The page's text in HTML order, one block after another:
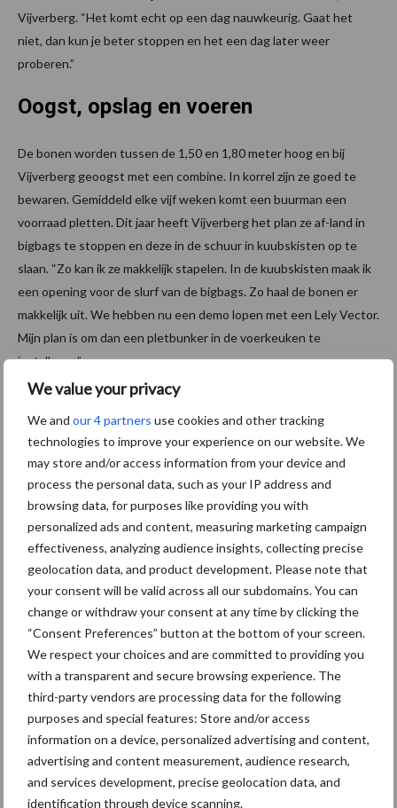
We value your privacy
We and our 4 partners use cookies and other tracking
technologies to improve your experience on our website. We
may store and/or access information from your device and
process the personal data, such as your IP address and
browsing data, for purposes like providing you with
personalized ads and content, measuring marketing campaign
effectiveness, analyzing audience insights, collecting precise
geolocation data, and product development. Please note that
your consent will be valid across all our subdomains. You can
change or withdraw your consent at any time by clicking the
“Consent Preferences” button at the bottom of your screen.
We respect your choices and are committed to providing you
with a transparent and secure browsing experience. The
third-party vendors are processing data for the following
purposes and special features: Store and/or access
information on a device, personalized advertising and content,
advertising and content measurement, audience research,
and services development, precise geolocation data, and
identification through device scanning.
Vijverberg. “Het komt echt op een dag nauwkeurig. Gaat het
niet, dan kun je beter stoppen en het een dag later weer
proberen.”
Oogst, opslag en voeren
De bonen worden tussen de 1,50 en 1,80 meter hoog en bij
Vijverberg geoogst met een combine. In korrel zijn ze goed te
bewaren. Gemiddeld elke vijf weken komt een buurman een
voorraad pletten. Dit jaar heeft Vijverberg het plan ze af-land in
bigbags te stoppen en deze in de schuur in kuubskisten op te
slaan. “Zo kan ik ze makkelijk stapelen. In de kuubskisten maak ik
een opening voor de slurf van de bigbags. Zo haal de bonen er
makkelijk uit. We hebben nu een demo lopen met een Lely Vector.
Mijn plan is om dan een pletbunker in de voerkeuken te
installeren.”
Tekst gaat verder onder de foto
De zaaidiepte van winterveldbonen is acht tot tien centimeter.
Vijverberg voert nu 1,5 kg winterveldbonen per koe. Pure soja
hoeft hij daardoor niet meer te voeren. Zeker met de huidige
veldbonen is dat deze met weinig bemesting toe kunnen en